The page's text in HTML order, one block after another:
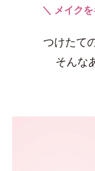
＼ メイク
つけたて
そんな